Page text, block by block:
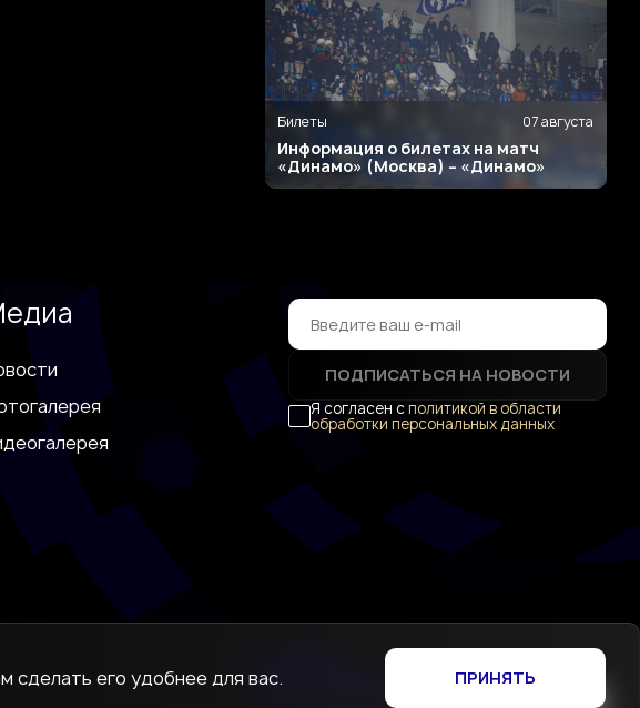
Билеты 07 августа
Информация о билетах на матч
«Динамо» (Москва) – «Динамо»
ПОДПИСАТЬСЯ НА НОВОСТИ
Я согласен сполитикой в области
обработки персональных данных
сделать его удобнее для вас. ПРИНЯТЬ